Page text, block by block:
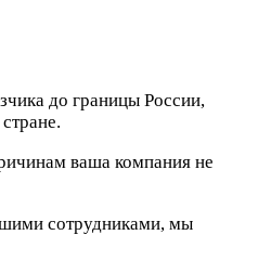
до границы России,
ваша компания не
сотрудниками, мы